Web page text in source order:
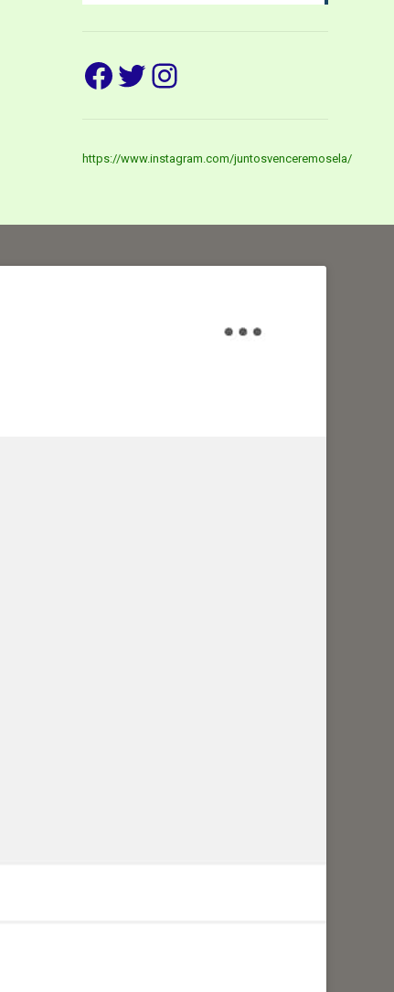
Facebook
Twitter
Instagram
https://www.instagram.com/juntosvenceremosela/